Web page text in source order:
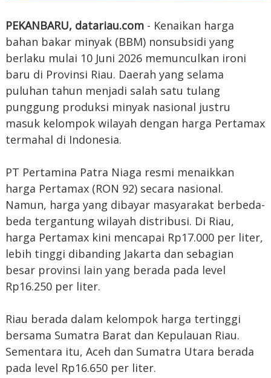
PEKANBARU, datariau.com - Kenaikan harga
bahan bakar minyak (BBM) nonsubsidi yang
berlaku mulai 10 Juni 2026 memunculkan ironi
baru di Provinsi Riau. Daerah yang selama
puluhan tahun menjadi salah satu tulang
punggung produksi minyak nasional justru
masuk kelompok wilayah dengan harga Pertamax
termahal di Indonesia.
PT Pertamina Patra Niaga resmi menaikkan
harga Pertamax (RON 92) secara nasional.
Namun, harga yang dibayar masyarakat berbeda-
beda tergantung wilayah distribusi. Di Riau,
harga Pertamax kini mencapai Rp17.000 per liter,
lebih tinggi dibanding Jakarta dan sebagian
besar provinsi lain yang berada pada level
Rp16.250 per liter.
Riau berada dalam kelompok harga tertinggi
bersama Sumatra Barat dan Kepulauan Riau.
Sementara itu, Aceh dan Sumatra Utara berada
pada level Rp16.650 per liter.